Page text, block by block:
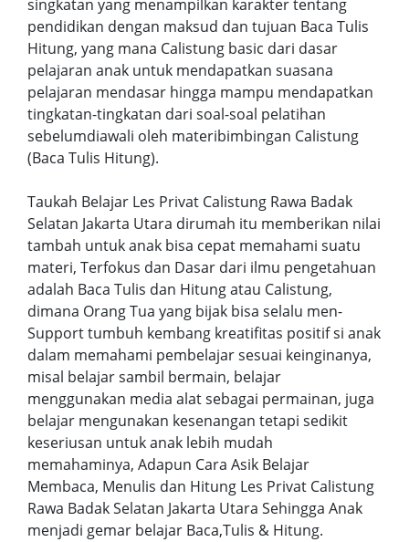
singkatan yang menampilkan karakter tentang
pendidikan dengan maksud dan tujuan Baca Tulis
Hitung, yang mana Calistung basic dari dasar
pelajaran anak untuk mendapatkan suasana
pelajaran mendasar hingga mampu mendapatkan
tingkatan-tingkatan dari soal-soal pelatihan
sebelumdiawali oleh materibimbingan Calistung
(Baca Tulis Hitung).
Taukah Belajar Les Privat Calistung Rawa Badak
Selatan Jakarta Utara dirumah itu memberikan nilai
tambah untuk anak bisa cepat memahami suatu
materi, Terfokus dan Dasar dari ilmu pengetahuan
adalah Baca Tulis dan Hitung atau Calistung,
dimana Orang Tua yang bijak bisa selalu men-
Support tumbuh kembang kreatifitas positif si anak
dalam memahami pembelajar sesuai keinginanya,
misal belajar sambil bermain, belajar
menggunakan media alat sebagai permainan, juga
belajar mengunakan kesenangan tetapi sedikit
keseriusan untuk anak lebih mudah
memahaminya, Adapun Cara Asik Belajar
Membaca, Menulis dan Hitung Les Privat Calistung
Rawa Badak Selatan Jakarta Utara Sehingga Anak
menjadi gemar belajar Baca,Tulis & Hitung.